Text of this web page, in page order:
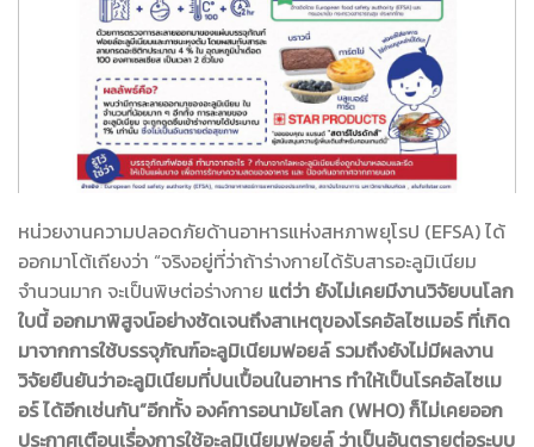
หน่วยงานความปลอดภัยด้านอาหารแห่งสหภาพยุโรป (EFSA) ได้
ออกมาโต้เถียงว่า “จริงอยู่ที่ว่าถ้าร่างกายได้รับสารอะลูมิเนียม
จำนวนมาก จะเป็นพิษต่อร่างกาย แต่ว่า ยังไม่เคยมีงานวิจัยบนโลก
ใบนี้ ออกมาพิสูจน์อย่างชัดเจนถึงสาเหตุของโรคอัลไซเมอร์ ที่เกิด
มาจากการใช้บรรจุภัณฑ์อะลูมิเนียมฟอยล์ รวมถึงยังไม่มีผลงาน
วิจัยยืนยันว่าอะลูมิเนียมที่ปนเปื้อนในอาหาร ทําให้เป็นโรคอัลไซเม
อร์ ได้อีกเช่นกัน”อีกทั้ง องค์การอนามัยโลก (WHO) ก็ไม่เคยออก
ประกาศเตือนเรื่องการใช้อะลูมิเนียมฟอยล์ ว่าเป็นอันตรายต่อระบบ